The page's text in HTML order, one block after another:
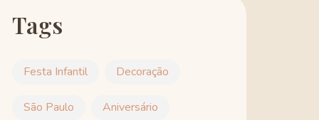
Tags
Festa Infantil Decoração
São Paulo Aniversário